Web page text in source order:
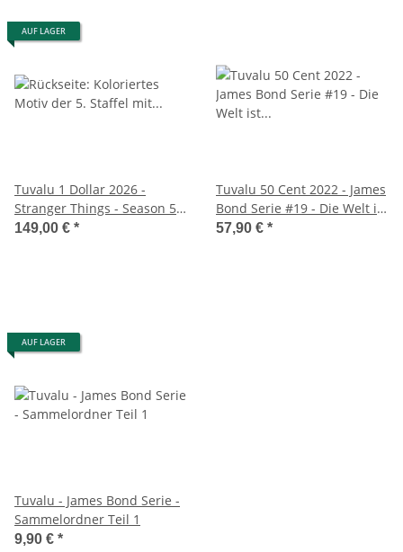
AUF LAGER
Tuvalu 1 Dollar 2026 -
Stranger Things - Season 5 -
1 oz Silber
149,00 € *
Tuvalu 50 Cent 2022 - James
Bond Serie #19 - Die Welt ist
nicht genug
57,90 € *
AUF LAGER
Tuvalu - James Bond Serie -
Sammelordner Teil 1
9,90 € *